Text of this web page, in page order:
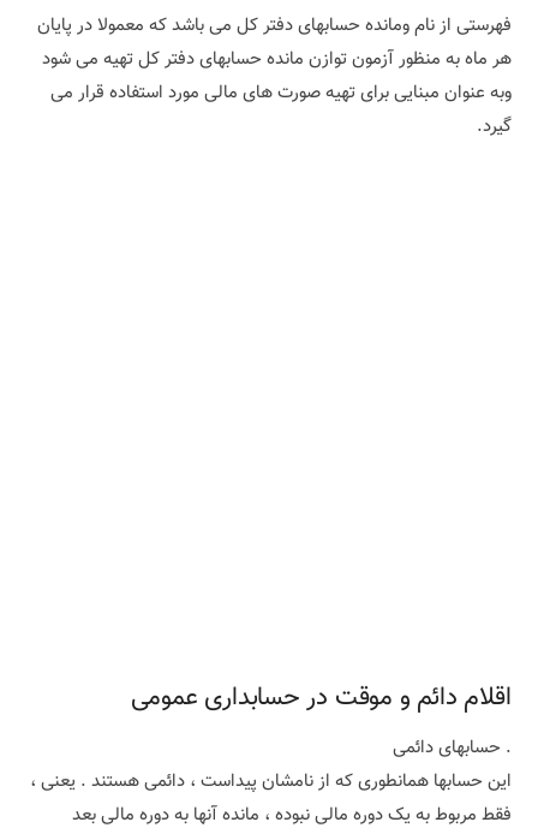
فهرستی از نام ومانده حسابهای دفتر کل می باشد که معمولا در پایان
هر ماه به منظور آزمون توازن مانده حسابهای دفتر کل تهیه می شود
وبه عنوان مبنایی برای تهیه صورت های مالی مورد استفاده قرار می
گیرد.
اقلام دائم و موقت در حسابداری عمومی
. حسابهای دائمی
این حسابها همانطوری که از نامشان پیداست ، دائمی هستند . یعنی ،
فقط مربوط به یک دوره مالی نبوده ، مانده آنها به دوره مالی بعد